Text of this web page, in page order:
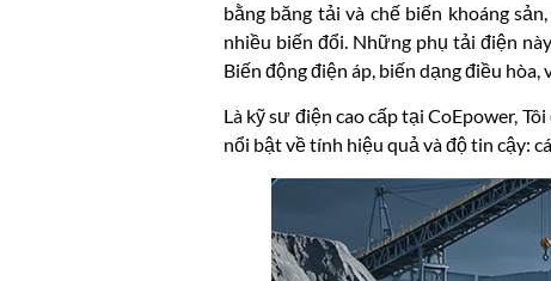
bằng băng tải và chế biến khoáng
nhiều biến đổi. Những phụ tải điện
Biến động điện áp, biến dạng điều
Là kỹ sư điện cao cấp tại CoEpower,
nổi bật về tính hiệu quả và độ tin cậy: